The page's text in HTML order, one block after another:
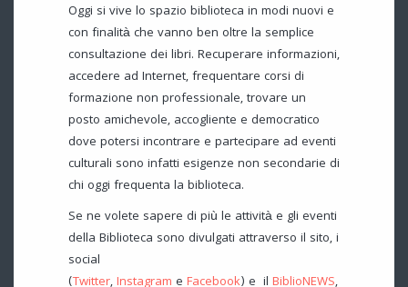
Oggi si vive lo spazio biblioteca in modi nuovi e
con finalità che vanno ben oltre la semplice
consultazione dei libri. Recuperare informazioni,
accedere ad Internet, frequentare corsi di
formazione non professionale, trovare un
posto amichevole, accogliente e democratico
dove potersi incontrare e partecipare ad eventi
culturali sono infatti esigenze non secondarie di
chi oggi frequenta la biblioteca.
Se ne volete sapere di più le attività e gli eventi
della Biblioteca sono divulgati attraverso il sito, i
social
(Twitter,Instagram e Facebook) e il BiblioNEWS,